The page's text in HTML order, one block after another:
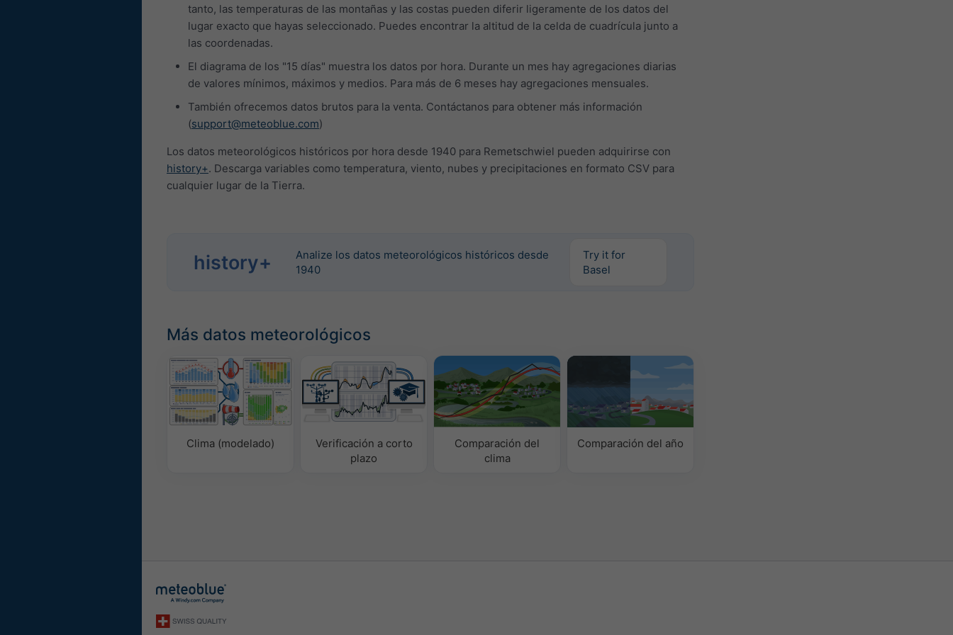
tanto, las temperaturas de las montañas y las costas pueden diferir ligeramente de los datos del
lugar exacto que hayas seleccionado. Puedes encontrar la altitud de la celda de cuadrícula junto a
las coordenadas.
El diagrama de los "15 días" muestra los datos por hora. Durante un mes hay agregaciones diarias
de valores mínimos, máximos y medios. Para más de 6 meses hay agregaciones mensuales.
También ofrecemos datos brutos para la venta. Contáctanos para obtener más información
(support@meteoblue.com)
Los datos meteorológicos históricos por hora desde 1940 para Remetschwiel pueden adquirirse con
history+. Descarga variables como temperatura, viento, nubes y precipitaciones en formato CSV para
cualquier lugar de la Tierra.
history+
Analize los datos meteorológicos históricos desde
1940
Try it for
Basel
Más datos meteorológicos
Clima (modelado)
Verificación a corto
plazo
Comparación del
clima
Comparación del año